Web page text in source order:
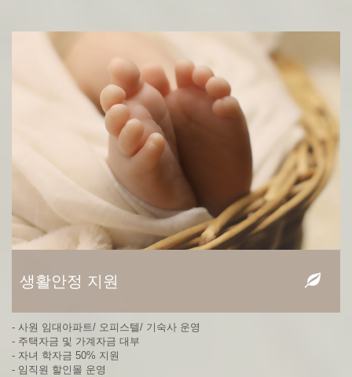
생활안정 지원
- 사원 임대아파트/ 오피스텔/ 기숙사 운영
- 주택자금 및 가계자금 대부
- 자녀 학자금 50% 지원
- 임직원 할인몰 운영